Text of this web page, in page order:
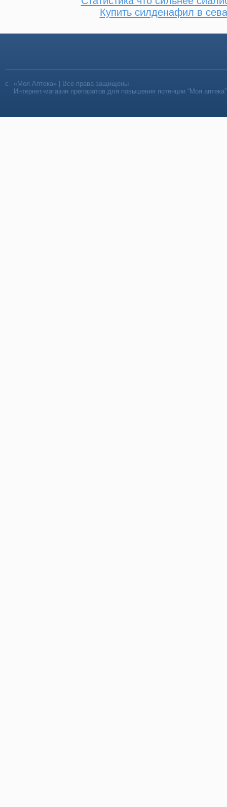
Купить силденафил в
«Моя Аптека» | Все права защищены
Интернет-магазин препаратов для повышения потенции “Моя